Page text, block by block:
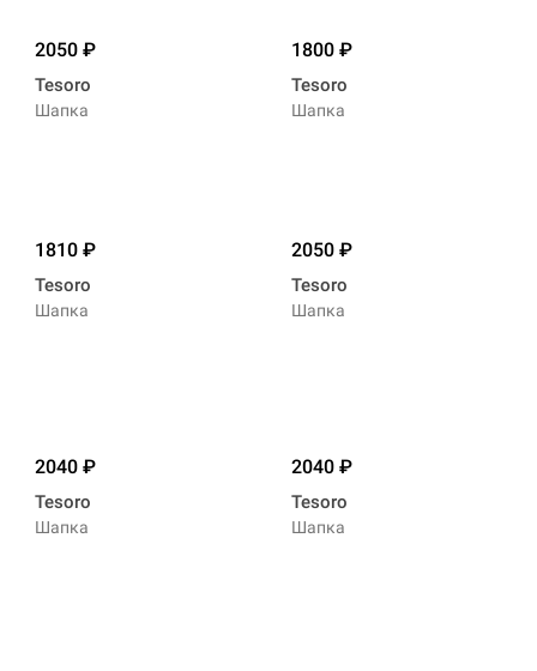
2050
Tesoro
Шапка
1800
Tesoro
Шапка
1810
Tesoro
Шапка
2050
Tesoro
Шапка
2040
Tesoro
Шапка
2040
Tesoro
Шапка